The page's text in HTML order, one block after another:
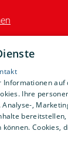
Ihre
,
Cookies,